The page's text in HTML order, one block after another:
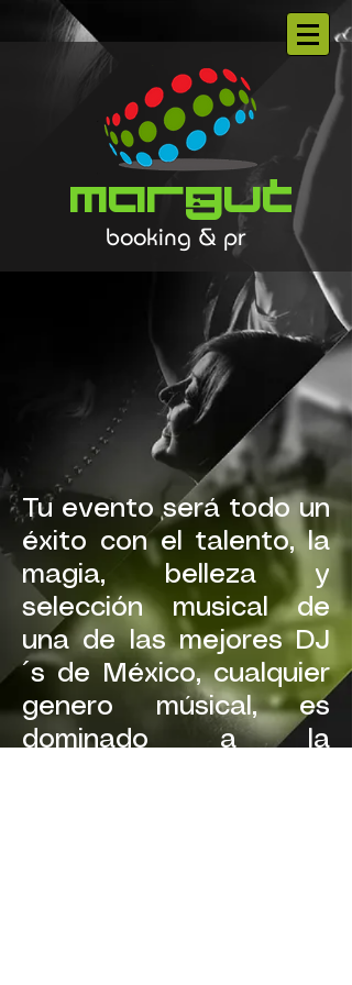
booking & pr
Margut
Tu evento será todo un
éxito con el talento, la
magia, belleza y
selección musical de
una de las mejores DJ
´s de México, cualquier
genero músical, es
dominado a la